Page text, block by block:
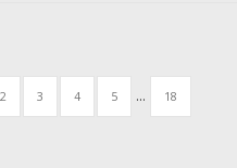
2 3 4 5 ... 18